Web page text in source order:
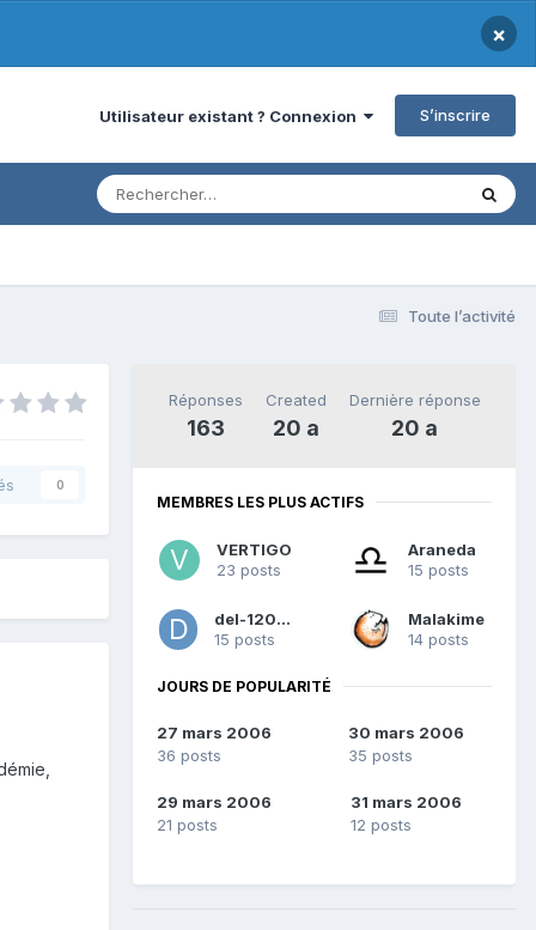
×
Utilisateur existant ? Connexion S’inscrire
Toute l’activité
0
Réponses
163
Created
20 a
Dernière réponse
20 a
MEMBRES LES PLUS ACTIFS
VERTIGO
23 posts
Araneda
15 posts
del-120312
15 posts
Malakime
14 posts
JOURS DE POPULARITÉ
27 mars 2006
36 posts
30 mars 2006
35 posts
29 mars 2006
21 posts
31 mars 2006
12 posts